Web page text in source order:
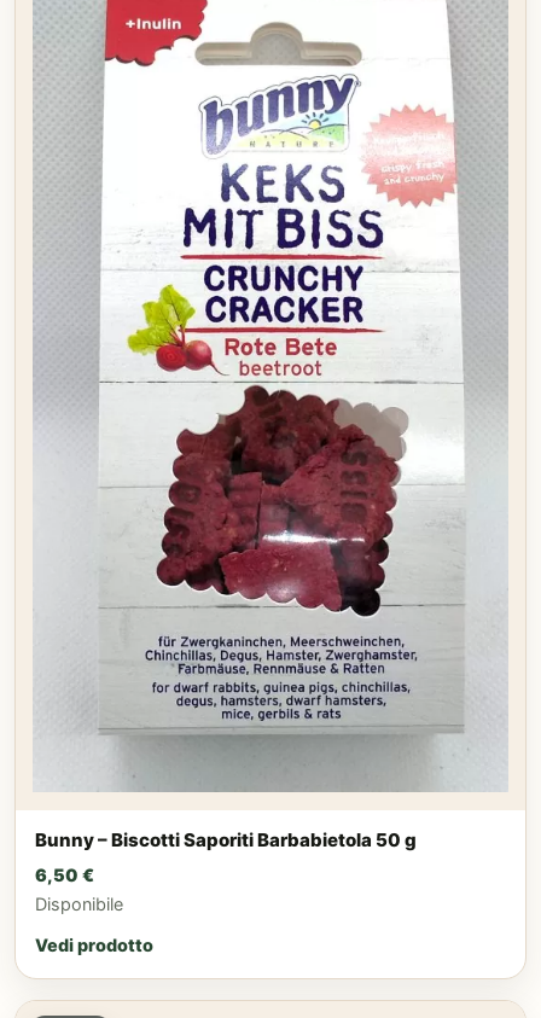
Bunny – Biscotti Saporiti Barbabietola 50 g
6,50 €
Disponibile
Vedi prodotto